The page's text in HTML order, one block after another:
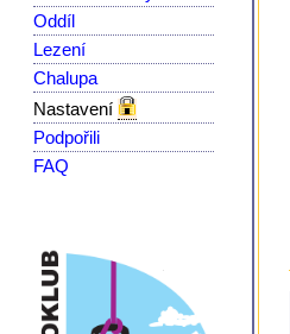
Oddíl
Lezení
Chalupa
Nastavení
Podpořili
FAQ